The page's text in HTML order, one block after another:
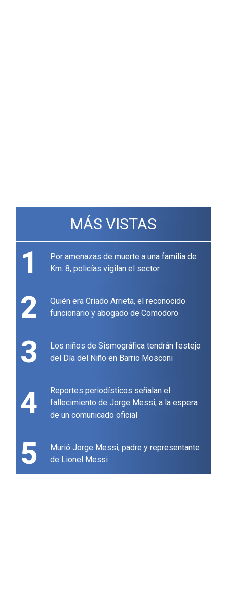
MÁS VISTAS
1
Por amenazas de muerte a una familia de
Km. 8, policías vigilan el sector
2
Quién era Criado Arrieta, el reconocido
funcionario y abogado de Comodoro
3
Los niños de Sismográfica tendrán festejo
del Día del Niño en Barrio Mosconi
4
Reportes periodísticos señalan el
fallecimiento de Jorge Messi, a la espera
de un comunicado oficial
5
Murió Jorge Messi, padre y representante
de Lionel Messi